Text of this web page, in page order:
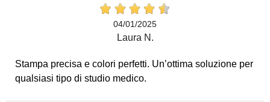
04/01/2025
Laura N.
Stampa precisa e colori perfetti. Un’ottima soluzione per
qualsiasi tipo di studio medico.